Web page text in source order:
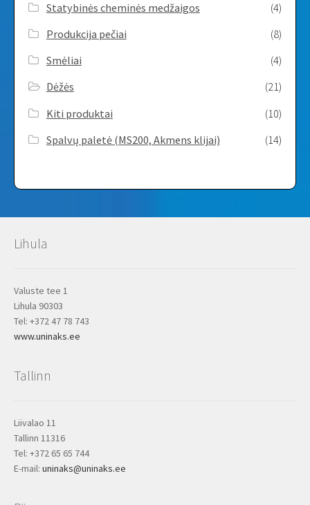
Statybinės cheminės medžaigos
(4)
Produkcija pečiai
(8)
Smėliai
(4)
Dėžės
(21)
Kiti produktai
(10)
Spalvų paletė (MS200, Akmens klijai)
(14)
Lihula
Valuste tee 1
Lihula 90303
Tel: +372 47 78 743
www.uninaks.ee
Tallinn
Liivalao 11
Tallinn 11316
Tel: +372 65 65 744
E-mail: uninaks@uninaks.ee